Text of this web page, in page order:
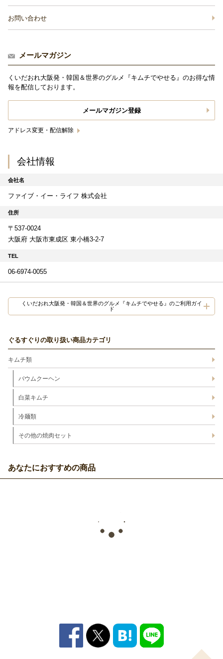
お問い合わせ
メールマガジン
くいだおれ大阪発・韓国＆世界のグルメ『キムチでやせる』のお得な情
報を配信しております。
メールマガジン登録
アドレス変更・配信解除
会社情報
会社名
ファイブ・イー・ライフ 株式会社
住所
〒537-0024
大阪府 大阪市東成区 東小橋3-2-7
TEL
06-6974-0055
くいだおれ大阪発・韓国＆世界のグルメ『キムチでやせる』のご利用ガイ
ド
ぐるすぐりの取り扱い商品カテゴリ
キムチ類
バウムクーヘン
白菜キムチ
冷麺類
その他の焼肉セット
あなたにおすすめの商品